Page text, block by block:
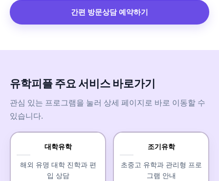
간편 방문상담 예약하기
유학피플 주요 서비스 바로가기
관심 있는 프로그램을 눌러 상세 페이지로 바로 이동할 수
있습니다.
대학유학
해외 유명 대학 진학과 편
입 상담
조기유학
초중고 유학과 관리형 프로
그램 안내